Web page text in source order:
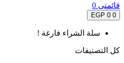
قائمتى 0
0
0 EGP
سلة الشراء فارغة !
كل التصنيفات